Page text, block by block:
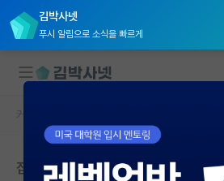
김박사넷
푸시 알림으로 소식을 빠르게
대학원생 모집
국내대학원 정보
커뮤니티 홈
잡무 잘하는 사람에게만 몰리는 현실